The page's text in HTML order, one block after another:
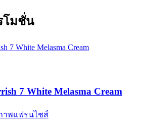
โมชั่น
7 White Melasma Cream